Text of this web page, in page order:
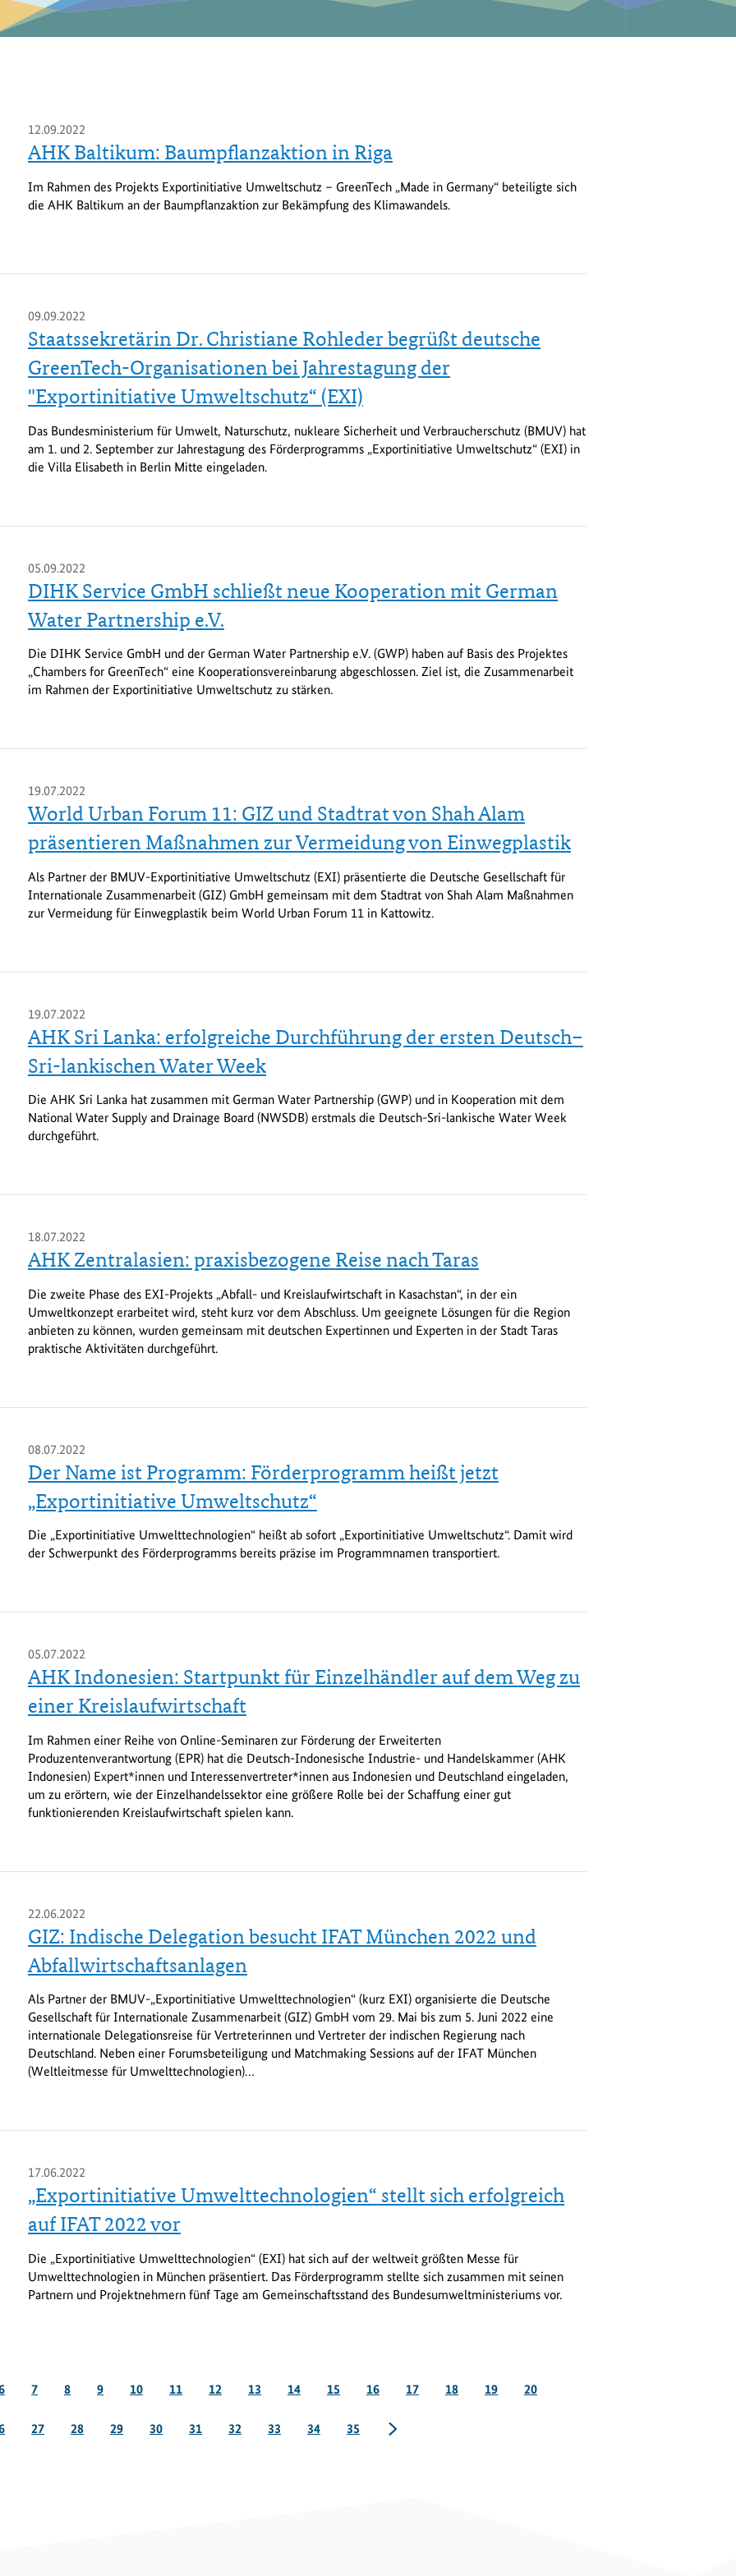
12.09.2022
AHK Baltikum: Baumpflanzaktion in Riga
Im Rahmen des Projekts Exportinitiative Umweltschutz – GreenTech „Made in Germany“ beteiligte sich
die AHK Baltikum an der Baumpflanzaktion zur Bekämpfung des Klimawandels.
09.09.2022
Staatssekretärin Dr. Christiane Rohleder begrüßt deutsche
GreenTech-Organisationen bei Jahrestagung der
"Exportinitiative Umweltschutz“ (EXI)
Das Bundesministerium für Umwelt, Naturschutz, nukleare Sicherheit und Verbraucherschutz (BMUV) hat
am 1. und 2. September zur Jahrestagung des Förderprogramms „Exportinitiative Umweltschutz“ (EXI) in
die Villa Elisabeth in Berlin Mitte eingeladen.
05.09.2022
DIHK Service GmbH schließt neue Kooperation mit German
Water Partnership e.V.
Die DIHK Service GmbH und der German Water Partnership e.V. (GWP) haben auf Basis des Projektes
„Chambers for GreenTech“ eine Kooperationsvereinbarung abgeschlossen. Ziel ist, die Zusammenarbeit
im Rahmen der Exportinitiative Umweltschutz zu stärken.
19.07.2022
World Urban Forum 11: GIZ und Stadtrat von Shah Alam
präsentieren Maßnahmen zur Vermeidung von Einwegplastik
Als Partner der BMUV-Exportinitiative Umweltschutz (EXI) präsentierte die Deutsche Gesellschaft für
Internationale Zusammenarbeit (GIZ) GmbH gemeinsam mit dem Stadtrat von Shah Alam Maßnahmen
zur Vermeidung für Einwegplastik beim World Urban Forum 11 in Kattowitz.
19.07.2022
AHK Sri Lanka: erfolgreiche Durchführung der ersten Deutsch–
Sri-lankischen Water Week
Die AHK Sri Lanka hat zusammen mit German Water Partnership (GWP) und in Kooperation mit dem
National Water Supply and Drainage Board (NWSDB) erstmals die Deutsch-Sri-lankische Water Week
durchgeführt.
18.07.2022
AHK Zentralasien: praxisbezogene Reise nach Taras
Die zweite Phase des EXI-Projekts „Abfall- und Kreislaufwirtschaft in Kasachstan“, in der ein
Umweltkonzept erarbeitet wird, steht kurz vor dem Abschluss. Um geeignete Lösungen für die Region
anbieten zu können, wurden gemeinsam mit deutschen Expertinnen und Experten in der Stadt Taras
praktische Aktivitäten durchgeführt.
08.07.2022
Der Name ist Programm: Förderprogramm heißt jetzt
„Exportinitiative Umweltschutz“
Die „Exportinitiative Umwelttechnologien“ heißt ab sofort „Exportinitiative Umweltschutz“. Damit wird
der Schwerpunkt des Förderprogramms bereits präzise im Programmnamen transportiert.
05.07.2022
AHK Indonesien: Startpunkt für Einzelhändler auf dem Weg zu
einer Kreislaufwirtschaft
Im Rahmen einer Reihe von Online-Seminaren zur Förderung der Erweiterten
Produzentenverantwortung (EPR) hat die Deutsch-Indonesische Industrie- und Handelskammer (AHK
Indonesien) Expert*innen und Interessenvertreter*innen aus Indonesien und Deutschland eingeladen,
um zu erörtern, wie der Einzelhandelssektor eine größere Rolle bei der Schaffung einer gut
funktionierenden Kreislaufwirtschaft spielen kann.
22.06.2022
GIZ: Indische Delegation besucht IFAT München 2022 und
Abfallwirtschaftsanlagen
Als Partner der BMUV-„Exportinitiative Umwelttechnologien“ (kurz EXI) organisierte die Deutsche
Gesellschaft für Internationale Zusammenarbeit (GIZ) GmbH vom 29. Mai bis zum 5. Juni 2022 eine
internationale Delegationsreise für Vertreterinnen und Vertreter der indischen Regierung nach
Deutschland. Neben einer Forumsbeteiligung und Matchmaking Sessions auf der IFAT München
(Weltleitmesse für Umwelttechnologien)…
17.06.2022
„Exportinitiative Umwelttechnologien“ stellt sich erfolgreich
auf IFAT 2022 vor
Die „Exportinitiative Umwelttechnologien“ (EXI) hat sich auf der weltweit größten Messe für
Umwelttechnologien in München präsentiert. Das Förderprogramm stellte sich zusammen mit seinen
Partnern und Projektnehmern fünf Tage am Gemeinschaftsstand des Bundesumweltministeriums vor.
Seite
7 Seite
8 Seite
9 Seite
10 Seite
11 Seite
12 Seite
13 Seite
14 Seite
15 Seite
16 Seite
17 Seite
18 Seite
19 Seite
20
Seite
27 Seite
28 Seite
29 Seite
30 Seite
31 Seite
32 Seite
33 Seite
34 Seite
35 nächste